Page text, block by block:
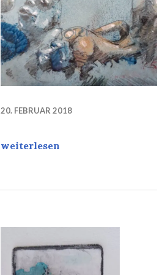
20. FEBRUAR 2018
Wo Menschen sind / Where
weiterlesen